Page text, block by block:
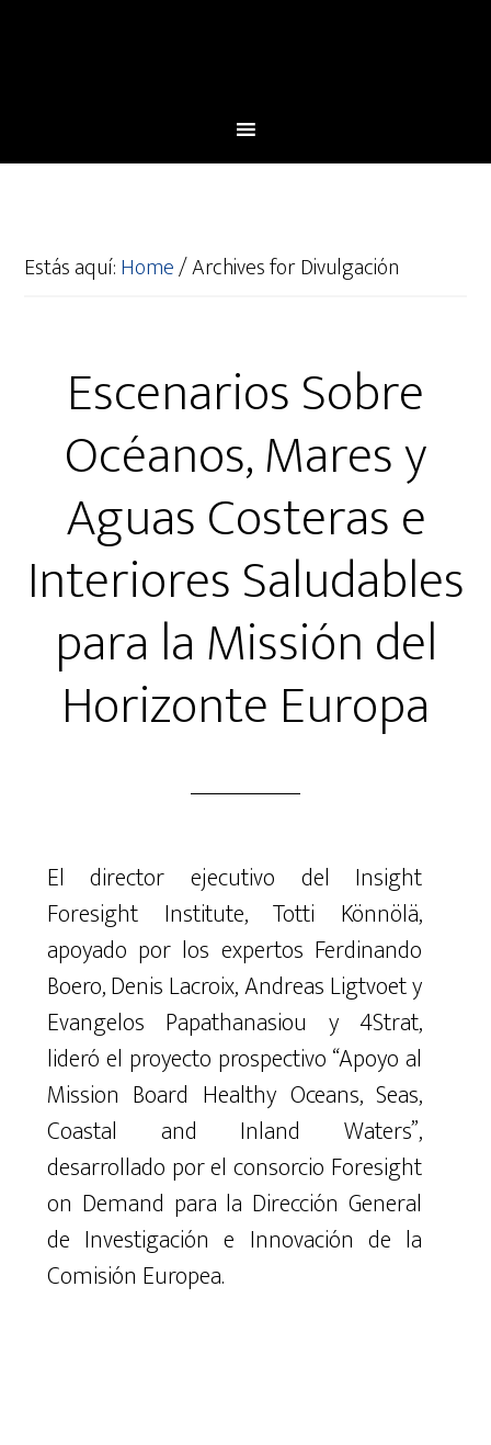
Estás aquí:Home/Archives for Divulgación
Escenarios Sobre
Océanos, Mares y
Aguas Costeras e
Interiores Saludables
para la Missión del
Horizonte Europa
El director ejecutivo del Insight
Foresight Institute, Totti Könnölä,
apoyado por los expertos Ferdinando
Boero, Denis Lacroix, Andreas Ligtvoet y
Evangelos Papathanasiou y 4Strat,
lideró el proyecto prospectivo “Apoyo al
Mission Board Healthy Oceans, Seas,
Coastal and Inland Waters”,
desarrollado por el consorcio Foresight
on Demand para la Dirección General
de Investigación e Innovación de la
Comisión Europea.